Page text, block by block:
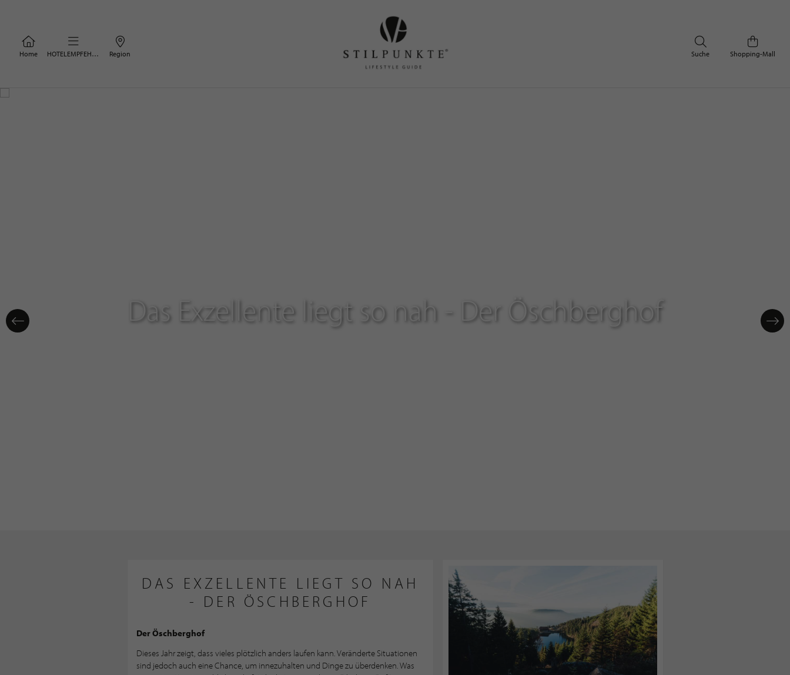
Home HOTELEMPFEHLUNGEN Region Shopping-Mall
Suche
Das Exzellente liegt so nah - Der Öschberghof
DAS EXZELLENTE LIEGT SO NAH
- DER ÖSCHBERGHOF
Der Öschberghof
Dieses Jahr zeigt, dass vieles plötzlich anders laufen kann. Veränderte Situationen
sind jedoch auch eine Chance, um innezuhalten und Dinge zu überdenken. Was